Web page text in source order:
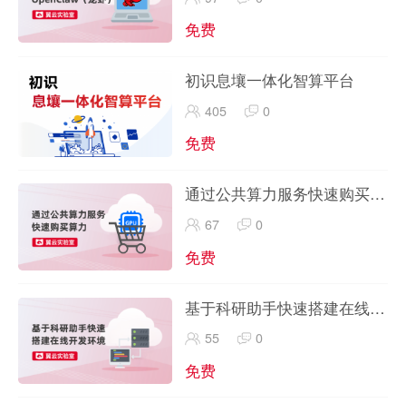
免费
初识息壤一体化智算平台
405 0
免费
通过公共算力服务快速购买算
力 67 0
免费
基于科研助手快速搭建在线开
发环境
55 0
免费